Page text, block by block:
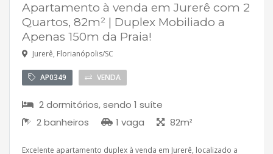
Disponível
Aceita financiamento
Apartamento à venda em Jurerê com 2
Quartos, 82m² | Duplex Mobiliado a
Apenas 150m da Praia!
Jurerê, Florianópolis/SC
AP0349 VENDA
2 dormitórios, sendo 1 suíte
2 banheiros
1 vaga 82m²
Excelente apartamento duplex à venda em Jurerê, localizado a